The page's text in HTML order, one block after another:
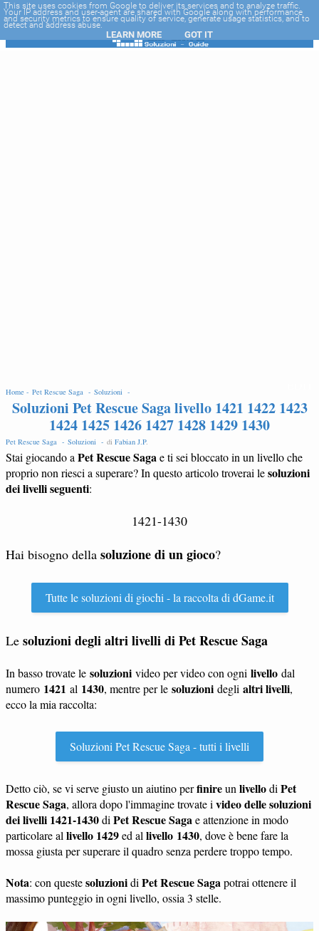
-->
Home - Pet Rescue Saga - Soluzioni -
Soluzioni Pet Rescue Saga livello 1421 1422 1423
1424 1425 1426 1427 1428 1429 1430
Pet Rescue Saga - Soluzioni - di Fabian J.P.
Stai giocando a Pet Rescue Sagae ti sei bloccato in un livello che
proprio non riesci a superare? In questo articolo troverai lesoluzioni
dei livelli seguenti:
1421-1430
Hai bisogno della soluzione di un gioco?
Tutte le soluzioni di giochi - la raccolta di dGame.it
Le soluzioni degli altri livelli di Pet Rescue Saga
In basso trovate le soluzioni video per video con ogni livello dal
numero 1421 al 1430, mentre per le soluzioni degli altri livelli,
ecco la mia raccolta:
Soluzioni Pet Rescue Saga - tutti i livelli
Detto ciò, se vi serve giusto un aiutino perfinireun livellodi Pet
Rescue Saga, allora dopo l'immagine trovate i video delle soluzioni
dei livelli 1421-1430di Pet Rescue Sagae attenzione in modo
particolare al livello 1429ed al livello 1430, dove è bene fare la
mossa giusta per superare il quadro senza perdere troppo tempo.
Nota: con questesoluzionidi Pet Rescue Sagapotrai ottenere il
massimo punteggio in ogni livello, ossia 3 stelle.
This site uses cookies from Google to deliver its services and to analyze traffic.
Your IP address and user-agent are shared with Google along with performance
and security metrics to ensure quality of service, generate usage statistics, and to
detect and address abuse.
LEARN MORE GOT IT